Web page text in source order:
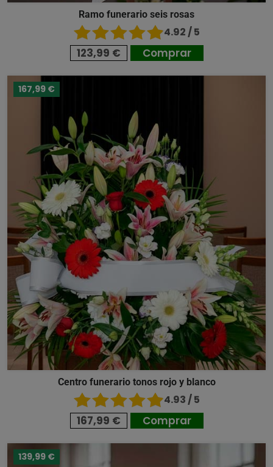
Ramo funerario seis rosas
4.92 / 5
123,99 € Comprar
167,99 €
Centro funerario tonos rojo y blanco
4.93 / 5
167,99 € Comprar
139,99 €